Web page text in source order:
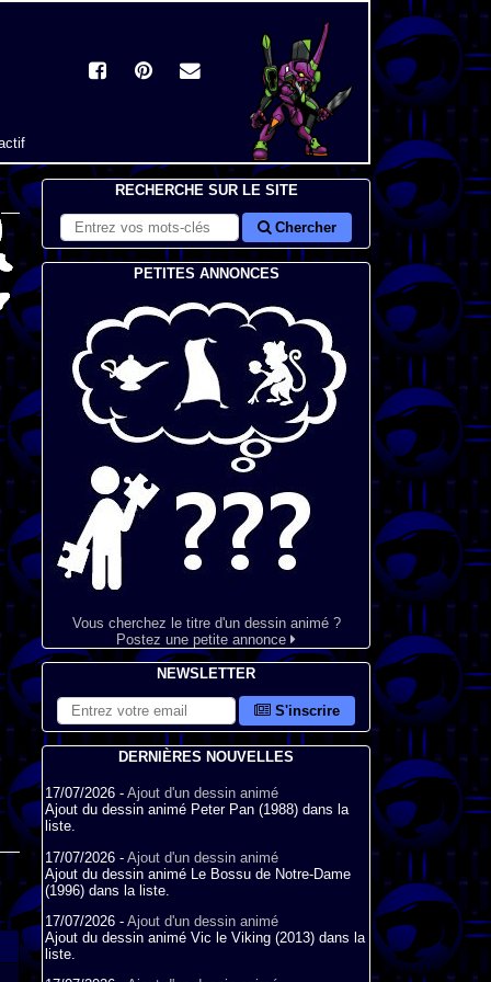
RECHERCHE SUR LE SITE
Chercher
PETITES ANNONCES
Vous cherchez le titre d'un dessin animé ?
Postez une petite annonce
NEWSLETTER
S'inscrire
DERNIÈRES NOUVELLES
17/07/2026 - Ajout d'un dessin animé
Ajout du dessin animé Peter Pan (1988) dans la
liste.
17/07/2026 - Ajout d'un dessin animé
Ajout du dessin animé Le Bossu de Notre-Dame
(1996) dans la liste.
17/07/2026 - Ajout d'un dessin animé
Ajout du dessin animé Vic le Viking (2013) dans la
liste.